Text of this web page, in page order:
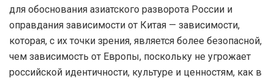
для обоснования азиатского разворота России и
оправдания зависимости от Китая — зависимости,
которая, с их точки зрения, является более безопасной,
чем зависимость от Европы, поскольку не угрожает
российской идентичности, культуре и ценностям, как в